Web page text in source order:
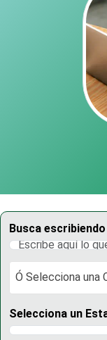
Busca
Ó Selecciona una
Ó Selecciona una
Selecciona un
Selecciona un